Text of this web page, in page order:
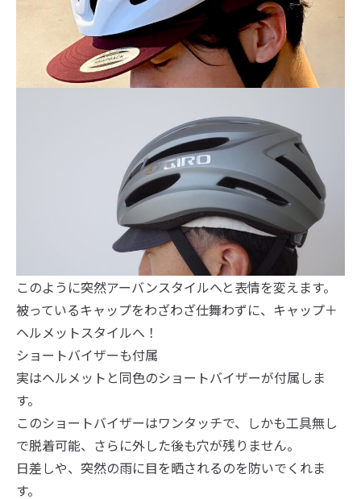
このように突然アーバンスタイルへと表情を変えます。
被っているキャップをわざわざ仕舞わずに、キャップ＋
ヘルメットスタイルへ！
ショートバイザーも付属
実はヘルメットと同色のショートバイザーが付属しま
す。
このショートバイザーはワンタッチで、しかも工具無し
で脱着可能、さらに外した後も穴が残りません。
日差しや、突然の雨に目を晒されるのを防いでくれま
す。